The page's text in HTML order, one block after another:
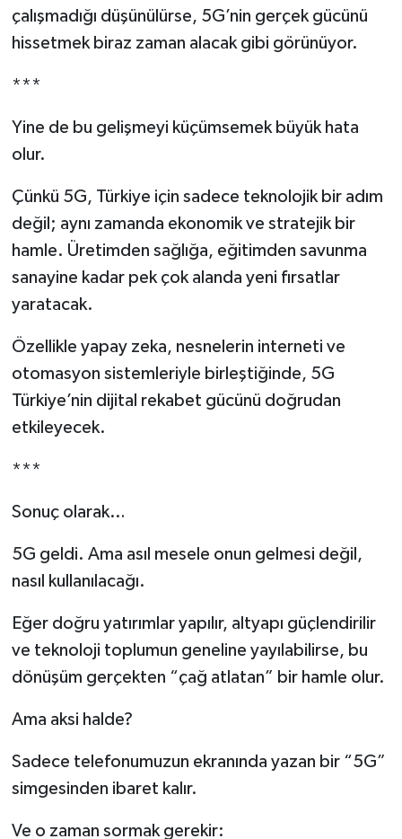
çalışmadığı düşünülürse, 5G’nin gerçek gücünü
hissetmek biraz zaman alacak gibi görünüyor.
***
Yine de bu gelişmeyi küçümsemek büyük hata
olur.
Çünkü 5G, Türkiye için sadece teknolojik bir adım
değil; aynı zamanda ekonomik ve stratejik bir
hamle. Üretimden sağlığa, eğitimden savunma
sanayine kadar pek çok alanda yeni fırsatlar
yaratacak.
Özellikle yapay zeka, nesnelerin interneti ve
otomasyon sistemleriyle birleştiğinde, 5G
Türkiye’nin dijital rekabet gücünü doğrudan
etkileyecek.
***
Sonuç olarak…
5G geldi. Ama asıl mesele onun gelmesi değil,
nasıl kullanılacağı.
Eğer doğru yatırımlar yapılır, altyapı güçlendirilir
ve teknoloji toplumun geneline yayılabilirse, bu
dönüşüm gerçekten “çağ atlatan” bir hamle olur.
Ama aksi halde?
Sadece telefonumuzun ekranında yazan bir “5G”
simgesinden ibaret kalır.
Ve o zaman sormak gerekir: